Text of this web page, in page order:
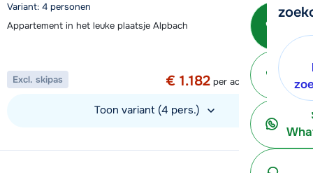
Variant: 4 personen
Appartement in het leuke plaatsje Alpbach
Aanbieding
1 week vanaf
€ 1.182 per accommodatie
Excl. skipas
Toon variant (4 pers.)